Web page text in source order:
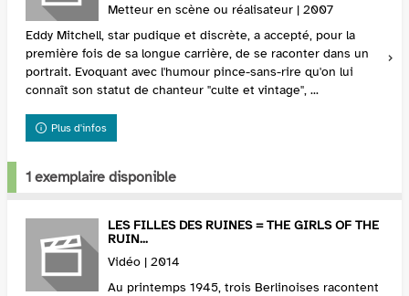
Metteur en scène ou réalisateur | 2007
Eddy Mitchell, star pudique et discrète, a accepté, pour la
première fois de sa longue carrière, de se raconter dans un
portrait. Evoquant avec l'humour pince-sans-rire qu'on lui
connaît son statut de chanteur "culte et vintage", ...
Plus d'infos
1 exemplaire disponible
LES FILLES DES RUINES = THE GIRLS OF THE
RUIN...
Vidéo | 2014
Au printemps 1945, trois Berlinoises racontent